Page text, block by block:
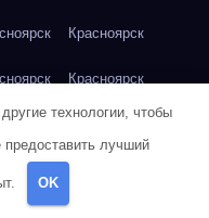
Красноярск
Красноярск
Красноярск
Кукуруза
технологии, чтобы
предоставить лучший
OK